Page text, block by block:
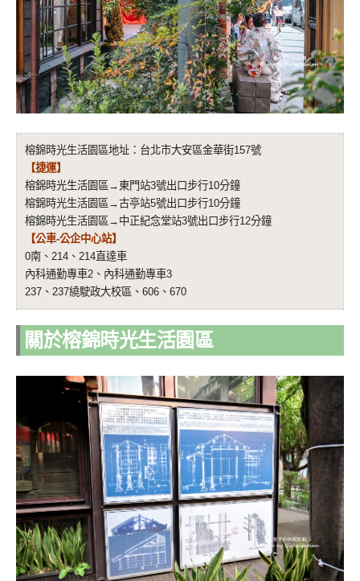
榕錦時光生活園區地址：台北市大安區金華街157號
【捷運】
榕錦時光生活園區→東門站3號出口步行10分鐘
榕錦時光生活園區→古亭站5號出口步行10分鐘
榕錦時光生活園區→中正紀念堂站3號出口步行12分鐘
【公車-公企中心站】
0南、214、214直達車
內科通勤專車2、內科通勤專車3
237、237繞駛政大校區、606、670
關於榕錦時光生活園區